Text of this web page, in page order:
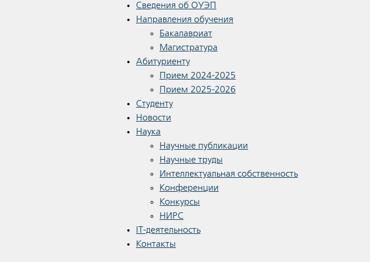
Сведения об ОУЭП
Направления обучения
Бакалавриат
Магистратура
Абитуриенту
Прием 2024-2025
Прием 2025-2026
Студенту
Новости
Наука
Научные публикации
Научные труды
Интеллектуальная собственность
Конференции
Конкурсы
НИРС
IT-деятельность
Контакты